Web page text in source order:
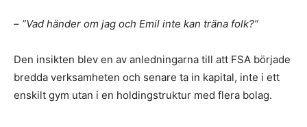
– ”Vad händer om jag och Emil inte kan träna folk?”
Den insikten blev en av anledningarna till att FSA började
bredda verksamheten och senare ta in kapital, inte i ett
enskilt gym utan i en holdingstruktur med flera bolag.